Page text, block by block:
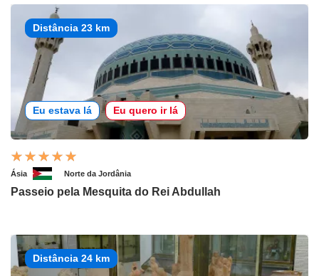
Distância 23 km
Eu estava lá Eu quero ir lá
Ásia Norte da Jordânia
Passeio pela Mesquita do Rei Abdullah
Distância 24 km